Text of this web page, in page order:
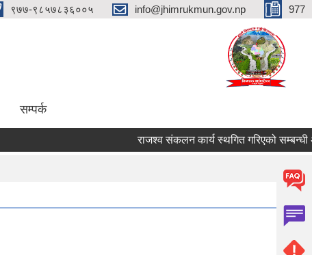
९७७-९८५७८३६००५ info@jhimrukmun.gov.np 977
सम्पर्क
राजश्व संकलन कार्य स्थगित गरिएको सम्बन्धी